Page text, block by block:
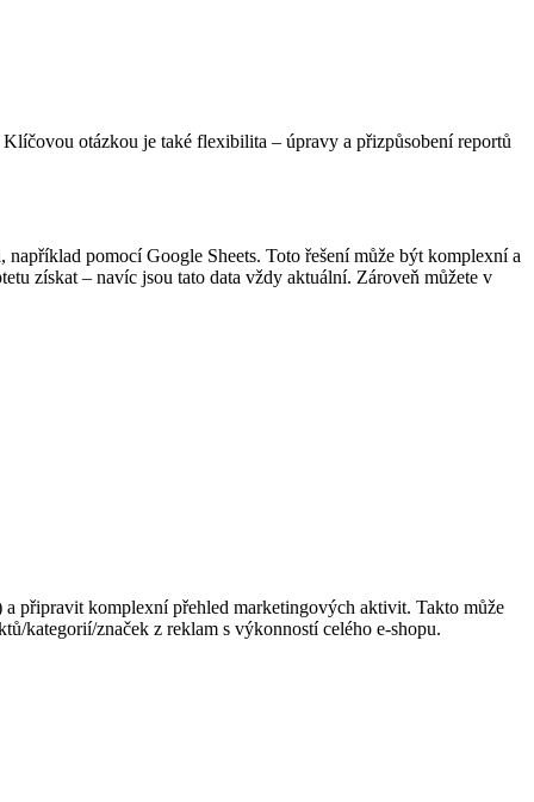
otázkou je také flexibilita – úpravy a přizpůsobení reportů
pomocí Google Sheets. Toto řešení může být komplexní a
získat – navíc jsou tato data vždy aktuální. Zároveň můžete v
připravit komplexní přehled marketingových aktivit. Takto může
kategorií/značek z reklam s výkonností celého e-shopu.